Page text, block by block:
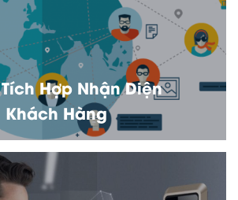
Hợp Nhận Diện
Khách Hàng